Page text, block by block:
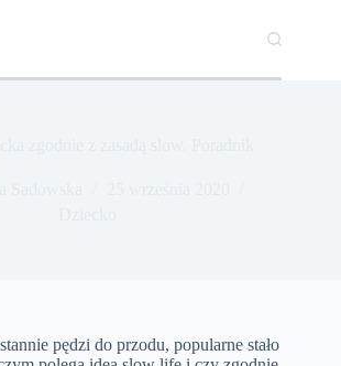
pędzi do przodu, popularne stało